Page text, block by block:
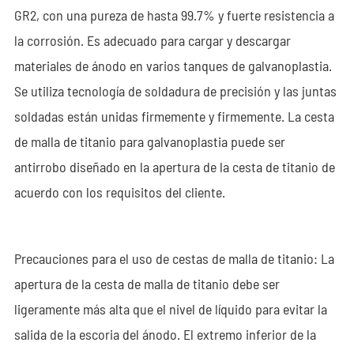
GR2, con una pureza de hasta 99.7% y fuerte resistencia a
la corrosión. Es adecuado para cargar y descargar
materiales de ánodo en varios tanques de galvanoplastia.
Se utiliza tecnología de soldadura de precisión y las juntas
soldadas están unidas firmemente y firmemente. La cesta
de malla de titanio para galvanoplastia puede ser
antirrobo diseñado en la apertura de la cesta de titanio de
acuerdo con los requisitos del cliente.
Precauciones para el uso de cestas de malla de titanio: La
apertura de la cesta de malla de titanio debe ser
ligeramente más alta que el nivel de líquido para evitar la
salida de la escoria del ánodo. El extremo inferior de la